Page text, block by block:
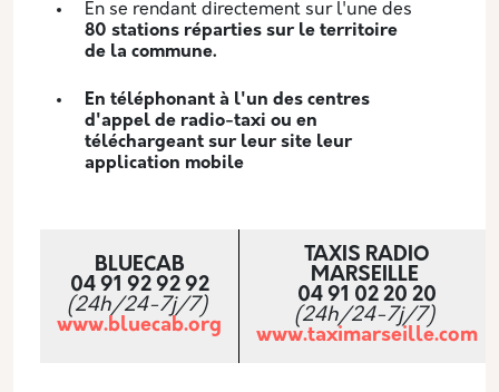
En se rendant directement sur l'une des
80 stations réparties sur le territoire
de la commune.
En téléphonant à l'un des centres
d'appel de radio-taxi ou en
téléchargeant sur leur site leur
application mobile
BLUECAB
04 91 92 92 92
(24h/24-7j/7) ­
www.bluecab.org
TAXIS RADIO
MARSEILLE
04 91 02 20 20
(24h/24-7j/7) ­
www.taximarseille.com